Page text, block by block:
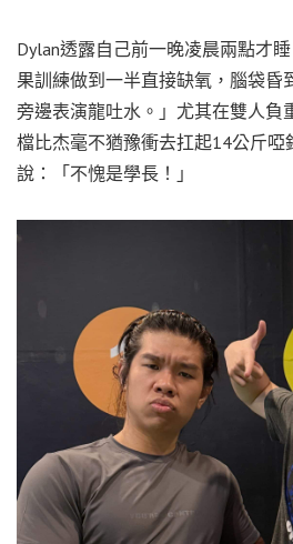
Dylan透露自己前一晚凌晨兩點才
果訓練做到一半直接缺氧，腦袋昏
旁邊表演龍吐水。」尤其在雙人負
檔比杰毫不猶豫衝去扛起14公斤啞
說：「不愧是學長！」